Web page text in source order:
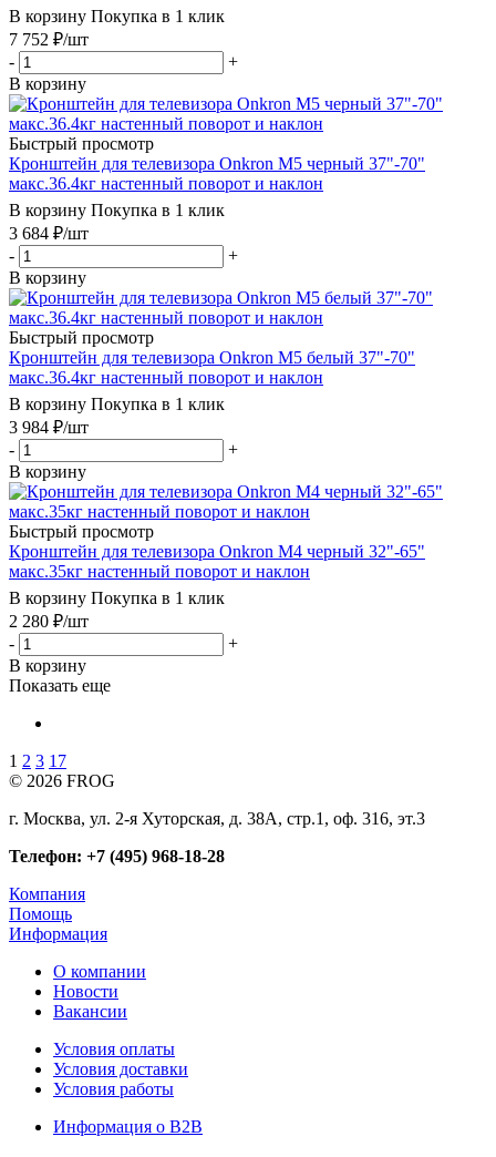
В корзину Покупка в 1 клик
7 752 ₽/шт
-
+
В корзину
Быстрый просмотр
Кронштейн для телевизора Onkron M5 черный 37"-70"
макс.36.4кг настенный поворот и наклон
В корзину Покупка в 1 клик
3 684 ₽/шт
-
+
В корзину
Быстрый просмотр
Кронштейн для телевизора Onkron M5 белый 37"-70"
макс.36.4кг настенный поворот и наклон
В корзину Покупка в 1 клик
3 984 ₽/шт
-
+
В корзину
Быстрый просмотр
Кронштейн для телевизора Onkron M4 черный 32"-65"
макс.35кг настенный поворот и наклон
В корзину Покупка в 1 клик
2 280 ₽/шт
-
+
В корзину
Показать еще
1 2 3 17
© 2026 FROG
г. Москва, ул. 2-я Хуторская, д. 38А, стр.1, оф. 316, эт.3
Телефон: +7 (495) 968-18-28
Компания
Помощь
Информация
О компании
Новости
Вакансии
Условия оплаты
Условия доставки
Условия работы
Информация о B2B